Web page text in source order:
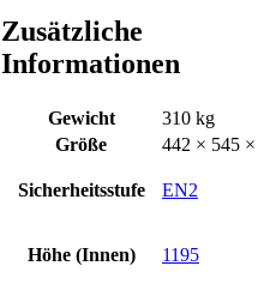
Zusätzliche
Informationen
Gewicht
310 kg
Größe
442 × 545
Sicherheitsstufe EN2
Höhe (Innen) 1195